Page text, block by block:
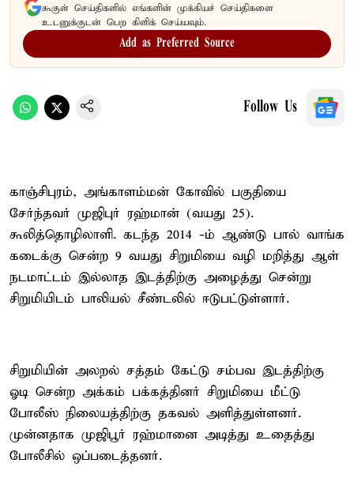
கூகுள் செய்திகளில் எங்களின் முக்கியச் செய்திகளை
உடனுக்குடன் பெற கிளிக் செய்யவும்.
Add as Preferred Source
Follow Us
காஞ்சிபுரம், அங்காளம்மன் கோவில் பகுதியை
சேர்ந்தவர் முஜிபுர் ரஹ்மான் (வயது 25).
கூலித்தொழிலாளி. கடந்த 2014 -ம் ஆண்டு பால் வாங்க
கடைக்கு சென்ற 9 வயது சிறுமியை வழி மறித்து ஆள்
நடமாட்டம் இல்லாத இடத்திற்கு அழைத்து சென்று
சிறுமியிடம் பாலியல் சீண்டலில் ஈடுபட்டுள்ளார்.
சிறுமியின் அலறல் சத்தம் கேட்டு சம்பவ இடத்திற்கு
ஓடி சென்ற அக்கம் பக்கத்தினர் சிறுமியை மீட்டு
போலீஸ் நிலையத்திற்கு தகவல் அளித்துள்ளனர்.
முன்னதாக முஜிபூர் ரஹ்மானை அடித்து உதைத்து
போலீசில் ஒப்படைத்தனர்.